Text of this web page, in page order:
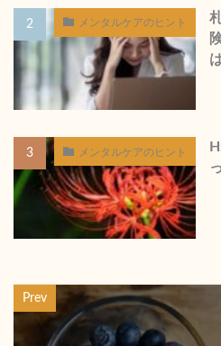
メンタルケアのヒント
メンタルケアのヒント
Prev